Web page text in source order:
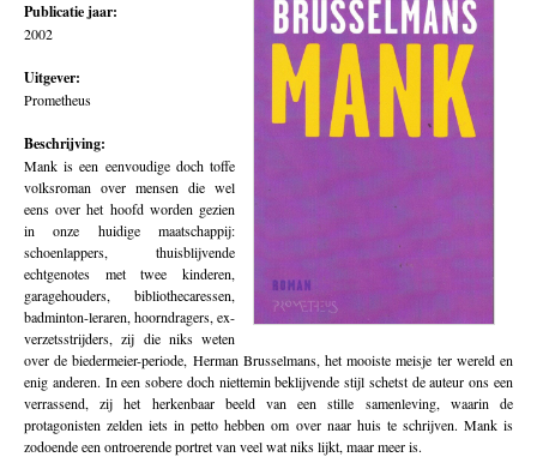
Publicatie jaar:
2002
Uitgever:
Prometheus
Beschrijving:
Mank is een eenvoudige doch toffe
volksroman over mensen die wel
eens over het hoofd worden gezien
in onze huidige maatschappij:
schoenlappers, thuisblijvende
echtgenotes met twee kinderen,
garagehouders, bibliothecaressen,
badminton-leraren, hoorndragers, ex-
verzetsstrijders, zij die niks weten
over de biedermeier-periode, Herman Brusselmans, het mooiste meisje ter wereld en
enig anderen. In een sobere doch niettemin beklijvende stijl schetst de auteur ons een
verrassend, zij het herkenbaar beeld van een stille samenleving, waarin de
protagonisten zelden iets in petto hebben om over naar huis te schrijven. Mank is
zodoende een ontroerende portret van veel wat niks lijkt, maar meer is.